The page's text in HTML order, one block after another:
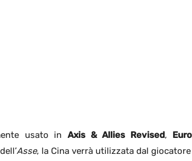
usato in Axis & Allies Revised,
Asse, la Cina verrà utilizzata dal